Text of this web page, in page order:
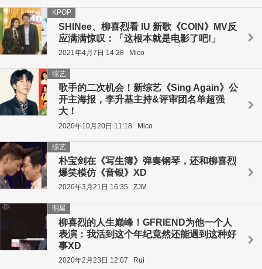
SHINee、柳喜烈看 IU 新歌《COIN》MV反
应满满惊叹：「这根本就是电影了吧!」
KPOP
2021年4月7日 14:28 Mico
歌手的二次机会！新综艺《Sing Again》公
开主海报，李升基主持&评审团名单超强
大！
综艺
2020年10月20日 11:18 Mico
朴宝剑在《写生簿》弹奏钢琴，还和柳喜烈
爆笑模仿《音银》XD
综艺
2020年3月21日 16:35 ZJM
柳喜烈的人生巅峰！GFRIEND为他一个人
表演：我活到这个年纪竟然还能遇到这种好
事XD
明星
2020年2月23日 12:07 Rui